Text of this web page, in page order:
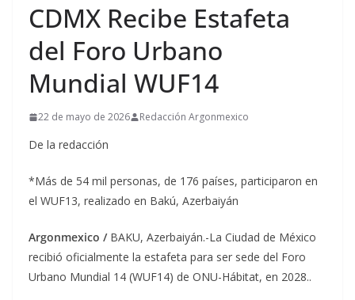
CDMX Recibe Estafeta
del Foro Urbano
Mundial WUF14
22 de mayo de 2026 Redacción Argonmexico
De la redacción
*Más de 54 mil personas, de 176 países, participaron en
el WUF13, realizado en Bakú, Azerbaiyán
Argonmexico / BAKU, Azerbaiyán.-La Ciudad de México
recibió oficialmente la estafeta para ser sede del Foro
Urbano Mundial 14 (WUF14) de ONU-Hábitat, en 2028..